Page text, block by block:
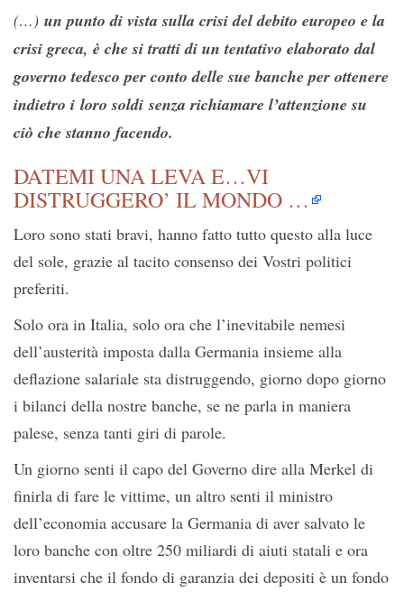
(…) un punto di vista sulla crisi del debito europeo e la
crisi greca, è che si tratti di un tentativo elaborato dal
governo tedesco per conto delle sue banche per ottenere
indietro i loro soldi senza richiamare l’attenzione su
ciò che stanno facendo.
DATEMI UNA LEVA E…VI
DISTRUGGERO’ IL MONDO …
Loro sono stati bravi, hanno fatto tutto questo alla luce
del sole, grazie al tacito consenso dei Vostri politici
preferiti.
Solo ora in Italia, solo ora che l’inevitabile nemesi
dell’austerità imposta dalla Germania insieme alla
deflazione salariale sta distruggendo, giorno dopo giorno
i bilanci della nostre banche, se ne parla in maniera
palese, senza tanti giri di parole.
Un giorno senti il capo del Governo dire alla Merkel di
finirla di fare le vittime, un altro senti il ministro
dell’economia accusare la Germania di aver salvato le
loro banche con oltre 250 miliardi di aiuti statali e ora
inventarsi che il fondo di garanzia dei depositi è un fondo